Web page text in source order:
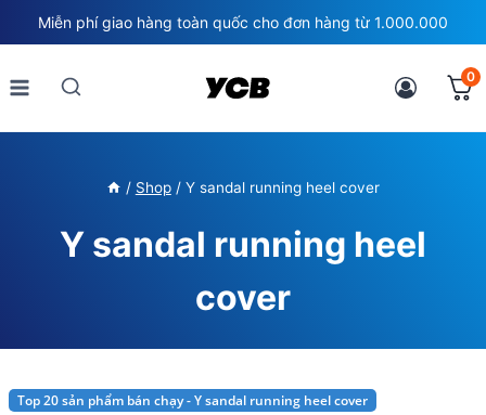
to
content
Miễn phí giao hàng toàn quốc cho đơn hàng từ 1.000.000
0
/ Shop / Y sandal running heel cover
Y sandal running heel
cover
Top 20 sản phẩm bán chạy - Y sandal running heel cover